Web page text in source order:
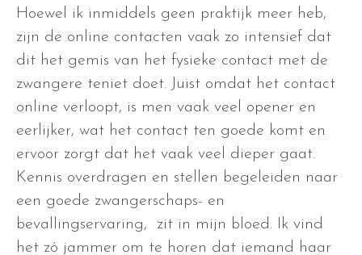
Hoewel ik inmiddels geen praktijk meer heb,
zijn de online contacten vaak zo intensief dat
dit het gemis van het fysieke contact met de
zwangere teniet doet. Juist omdat het contact
online verloopt, is men vaak veel opener en
eerlijker, wat het contact ten goede komt en
ervoor zorgt dat het vaak veel dieper gaat.
Kennis overdragen en stellen begeleiden naar
een goede zwangerschaps- en
bevallingservaring, zit in mijn bloed. Ik vind
het zó jammer om te horen dat iemand haar